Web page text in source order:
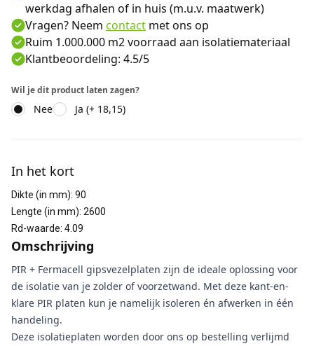
werkdag afhalen of in huis (m.u.v. maatwerk)
Vragen? Neem contact met ons op
Ruim 1.000.000 m2 voorraad aan isolatiemateriaal
Klantbeoordeling: 4.5/5
Wil je dit product laten zagen?
Nee Ja (+ 18,15)
In het kort
Dikte (in mm): 90
Lengte (in mm): 2600
Rd-waarde: 4.09
Omschrijving
PIR + Fermacell gipsvezelplaten zijn de ideale oplossing voor
de isolatie van je zolder of voorzetwand. Met deze kant-en-
klare PIR platen kun je namelijk isoleren én afwerken in één
handeling.
Deze isolatieplaten worden door ons op bestelling verlijmd